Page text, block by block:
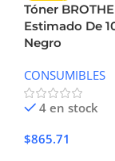
Tóner
Estimado De
Negro
CONSUMIBLES
4 en stock
$865.71